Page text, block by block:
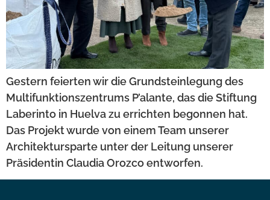
Gestern feierten wir die Grundsteinlegung des
Multifunktionszentrums P’alante, das die Stiftung
Laberinto in Huelva zu errichten begonnen hat.
Das Projekt wurde von einem Team unserer
Architektursparte unter der Leitung unserer
Präsidentin Claudia Orozco entworfen.